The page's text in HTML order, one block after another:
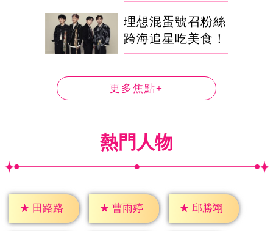
理想混蛋號召粉絲
跨海追星吃美食！
更多焦點+
熱門人物
★ 田路路 ★ 曹雨婷 ★ 邱勝翊